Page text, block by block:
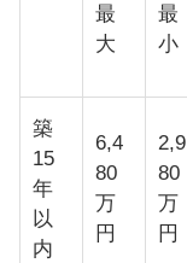
最
大
最
小
築
15
年
以
内
6,4
80
万
円
2,9
80
万
円